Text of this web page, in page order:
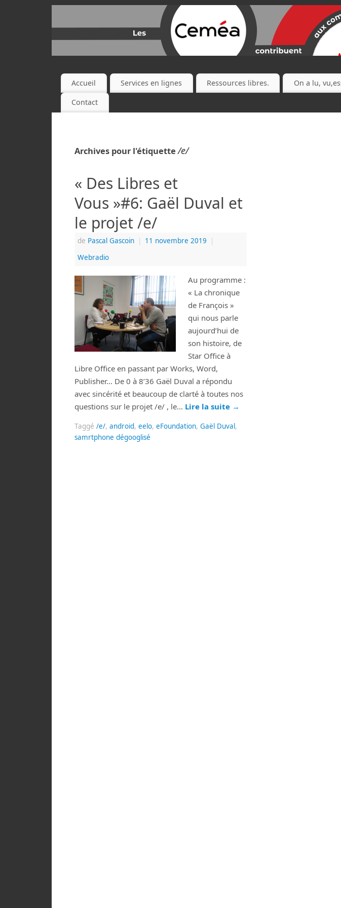
Accueil Services en lignes Ressources libres. On a lu,
Contact
Archives pour l'étiquette /e/
« Des Libres et
Vous »#6: Gaël Duval et
le projet /e/
de Pascal Gascoin | 11 novembre 2019
|
Webradio
Au programme :
« La chronique
de François »
qui nous parle
aujourd’hui de
son histoire, de
Star Office à
Libre Office en passant par Works, Word,
Publisher… De 0 à 8’36 Gaël Duval a répondu
avec sincérité et beaucoup de clarté à toutes nos
questions sur le projet /e/ , le… Lire la suite →
Taggé /e/, android, eelo, eFoundation, Gaël Duval,
samrtphone dégooglisé